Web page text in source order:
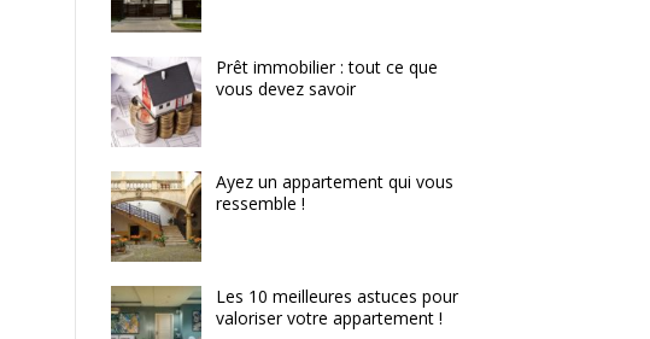
Prêt immobilier : tout ce que
vous devez savoir
Ayez un appartement qui vous
ressemble !
Les 10 meilleures astuces pour
valoriser votre appartement !